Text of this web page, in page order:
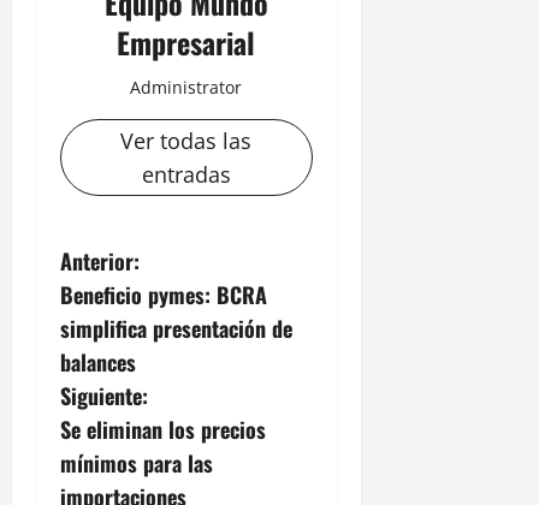
Empresarial
Administrator
Ver todas las
entradas
N
a
v
e
g
Anterior:
Beneficio pymes: BCRA
simplifica presentación de
balances
Siguiente:
Se eliminan los precios
mínimos para las
importaciones